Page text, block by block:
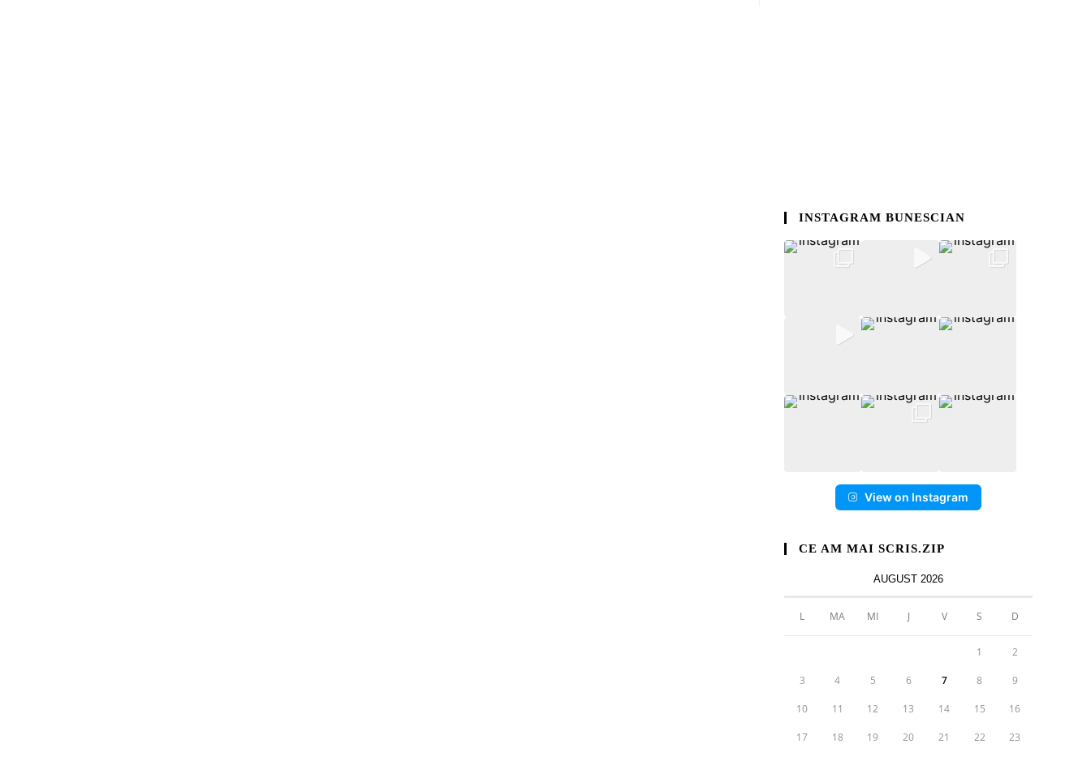
INSTAGRAM BUNESCIAN
View on Instagram
CE AM MAI SCRIS.ZIP
AUGUST 2026
L MA MI J V S D
1 2
3 4 5 6 7 8 9
10 11 12 13 14 15 16
17 18 19 20 21 22 23